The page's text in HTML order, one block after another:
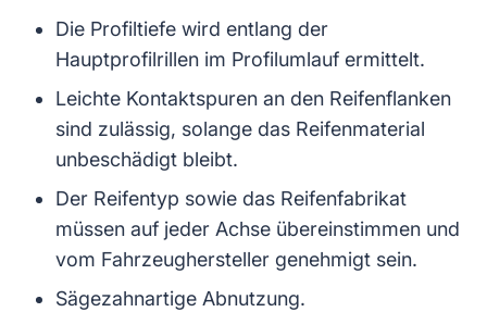
Die Profiltiefe wird entlang der
Hauptprofilrillen im Profilumlauf ermittelt.
Leichte Kontaktspuren an den Reifenflanken
sind zulässig, solange das Reifenmaterial
unbeschädigt bleibt.
Der Reifentyp sowie das Reifenfabrikat
müssen auf jeder Achse übereinstimmen und
vom Fahrzeughersteller genehmigt sein.
Sägezahnartige Abnutzung.